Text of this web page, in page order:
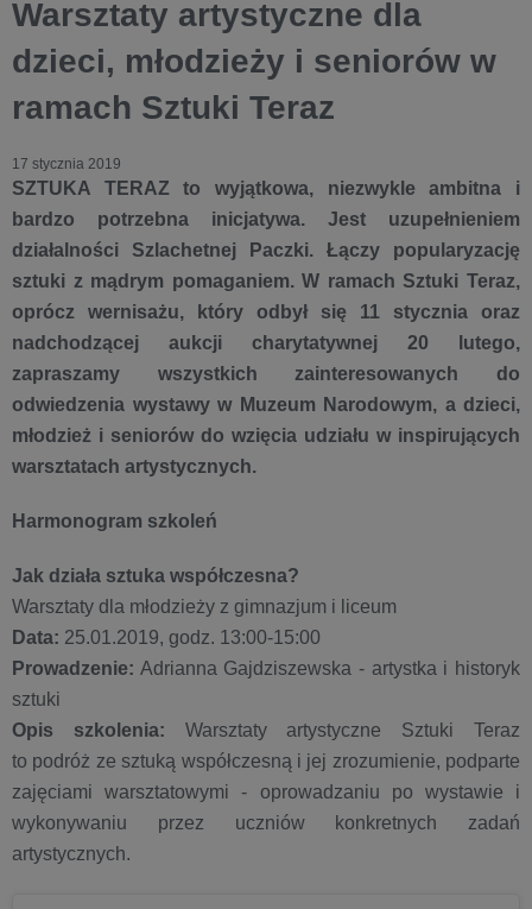
Warsztaty artystyczne dla
dzieci, młodzieży i seniorów w
ramach Sztuki Teraz
17 stycznia 2019
SZTUKA TERAZ to wyjątkowa, niezwykle ambitna i
bardzo potrzebna inicjatywa. Jest uzupełnieniem
działalności Szlachetnej Paczki. Łączy popularyzację
sztuki z mądrym pomaganiem. W ramach Sztuki Teraz,
oprócz wernisażu, który odbył się 11 stycznia oraz
nadchodzącej aukcji charytatywnej 20 lutego,
zapraszamy wszystkich zainteresowanych do
odwiedzenia wystawy w Muzeum Narodowym, a dzieci,
młodzież i seniorów do wzięcia udziału w inspirujących
warsztatach artystycznych.
Harmonogram szkoleń
Jak działa sztuka współczesna?
Warsztaty dla młodzieży z gimnazjum i liceum
Data: 25.01.2019, godz. 13:00-15:00
Prowadzenie: Adrianna Gajdziszewska - artystka i historyk
sztuki
Opis szkolenia: Warsztaty artystyczne Sztuki Teraz
to podróż ze sztuką współczesną i jej zrozumienie, podparte
zajęciami warsztatowymi - oprowadzaniu po wystawie i
wykonywaniu przez uczniów konkretnych zadań
artystycznych.